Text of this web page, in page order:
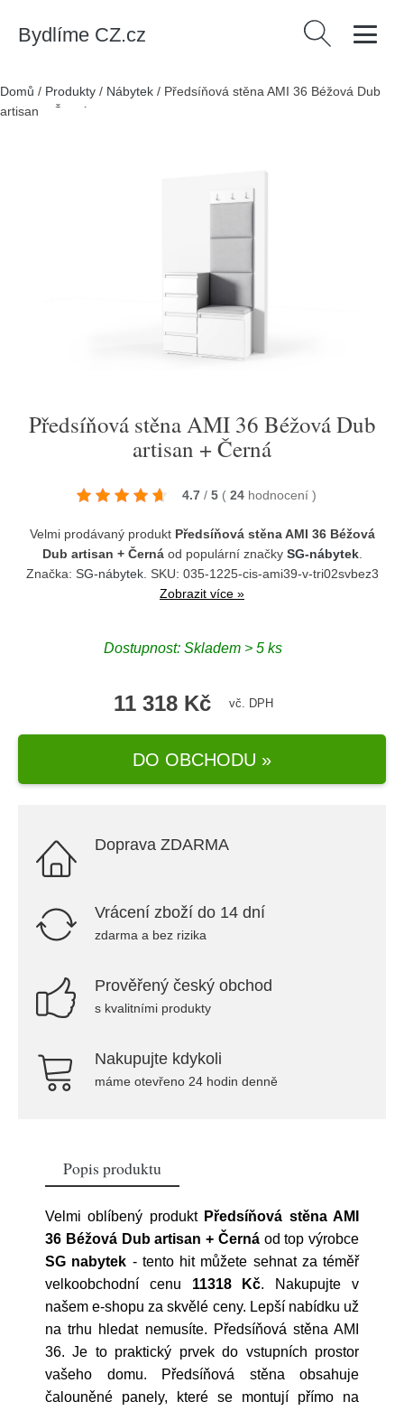
Bydlíme CZ.cz Vyhledávání
Domů / Produkty / Nábytek / Předsíňová stěna AMI 36 Béžová Dub
artisan + Černá
Předsíňová stěna AMI 36 Béžová Dub
artisan + Černá
4.7 / 5 ( 24 hodnocení )
Velmi prodávaný produkt Předsíňová stěna AMI 36 Béžová
Dub artisan + Černáod populární značky SG-nábytek.
Značka: SG-nábytek. SKU: 035-1225-cis-ami39-v-tri02svbez3
Zobrazit více »
Dostupnost: Skladem > 5 ks
11 318 Kč vč. DPH
DO OBCHODU »
Doprava ZDARMA
Vrácení zboží do 14 dní
zdarma a bez rizika
Prověřený český obchod
s kvalitními produkty
Nakupujte kdykoli
máme otevřeno 24 hodin denně
Popis produktu
Velmi oblíbený produkt Předsíňová stěna AMI
36 Béžová Dub artisan + Černáod top výrobce
SG nabytek - tento hit můžete sehnat za téměř
velkoobchodní cenu 11318 Kč. Nakupujte v
našem e-shopu za skvělé ceny. Lepší nabídku už
na trhu hledat nemusíte. Předsíňová stěna AMI
36. Je to praktický prvek do vstupních prostor
vašeho domu. Předsíňová stěna obsahuje
čalouněné panely, které se montují přímo na